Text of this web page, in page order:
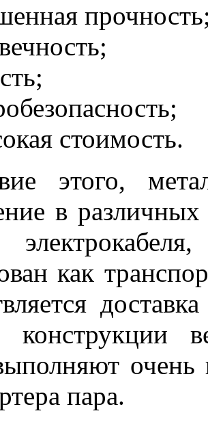
стоимость.
этого,
в
как
пара.